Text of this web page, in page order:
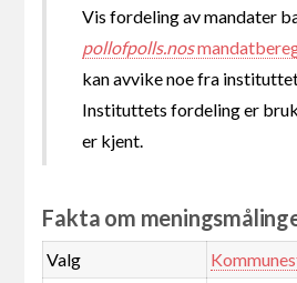
Vis fordeling av mandater
pollofpolls.nos
kan avvike noe fra
Instituttets fordeling er
er kjent.
Fakta om
Valg